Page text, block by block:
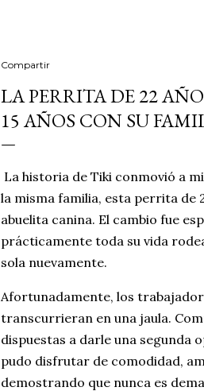
Compartir
LA PERRITA DE 22
15 AÑOS CON SU
La historia de Tiki conmovió a
la misma familia, esta perrita de
abuelita canina. El cambio fue
prácticamente toda su vida
sola nuevamente.
Afortunadamente, los
transcurrieran en una jaula.
dispuestas a darle una segunda
pudo disfrutar de comodidad,
demostrando que nunca es